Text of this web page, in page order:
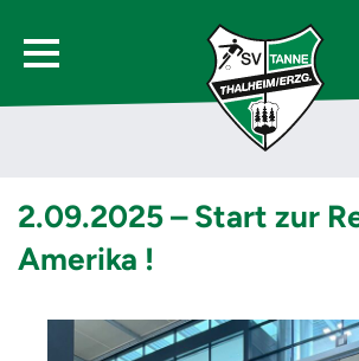
2.09.2025 – Start zur
Amerika !